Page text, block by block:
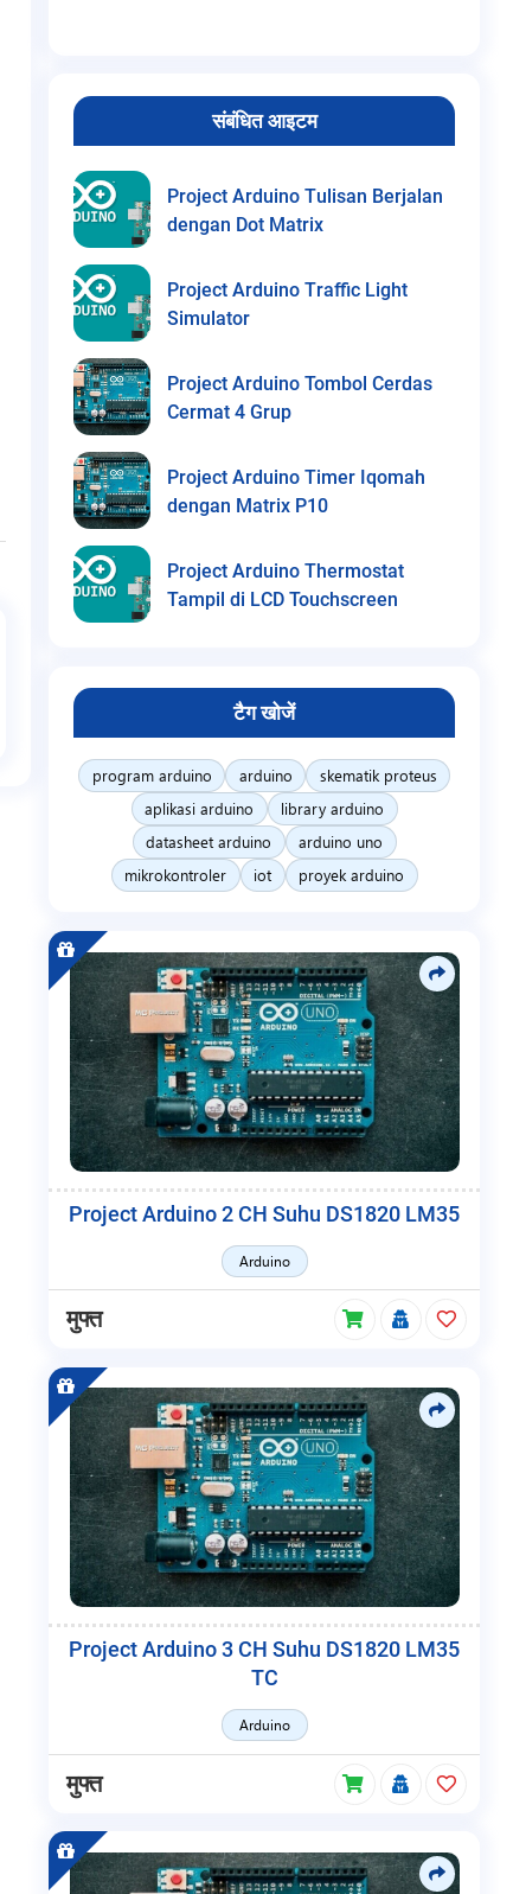
संबंधित आइटम
Project Arduino Tulisan Berjalan
dengan Dot Matrix
Project Arduino Traffic Light
Simulator
Project Arduino Tombol Cerdas
Cermat 4 Grup
Project Arduino Timer Iqomah
dengan Matrix P10
Project Arduino Thermostat
Tampil di LCD Touchscreen
टैग खोजें
program arduino arduino
skematik proteus
aplikasi arduino
library arduino
datasheet arduino
arduino uno
mikrokontroler
iot proyek arduino
Project Arduino 2 CH Suhu DS1820 LM35
Arduino
मुफ्त
Project Arduino 3 CH Suhu DS1820 LM35
TC
Arduino
मुफ्त